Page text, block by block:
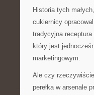
Historia tych
cukiernicy
tradycyjna
który jest
marketingowym.
Ale czy
perełka w arsenale